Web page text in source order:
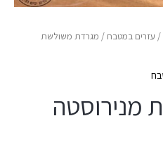
/ עזרים במטבח / מגרדת משולשת
מנירוסטה